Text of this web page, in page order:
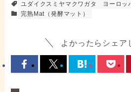
ユダイクスミヤマクワガタ
ヨーロッ
完熟Mat（発酵マット）
よかったらシェア